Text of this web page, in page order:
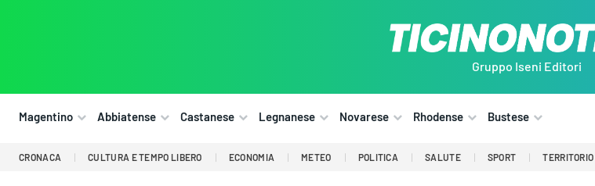
Gruppo Iseni Editori
Magentino Abbiatense Castanese Legnanese Novarese Rhodense Bustese
CRONACA CULTURA E TEMPO LIBERO ECONOMIA METEO POLITICA SALUTE SPORT TERRITORIO